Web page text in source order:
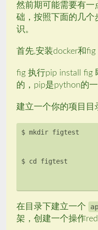
然前期可能需要有一
础，按照下面的几个
识。
首先,安装docker和fig
fig 执行pip install fig
的，pip是python的
建立一个你的项目目
在目录下建立一个
架，创建一个操作